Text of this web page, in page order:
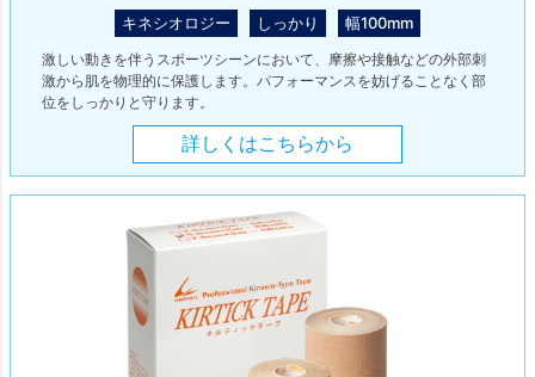
キネシオロジー しっかり 幅100mm
激しい動きを伴うスポーツシーンにおいて、摩擦や接触などの外部刺
激から肌を物理的に保護します。パフォーマンスを妨げることなく部
位をしっかりと守ります。
詳しくはこちらから